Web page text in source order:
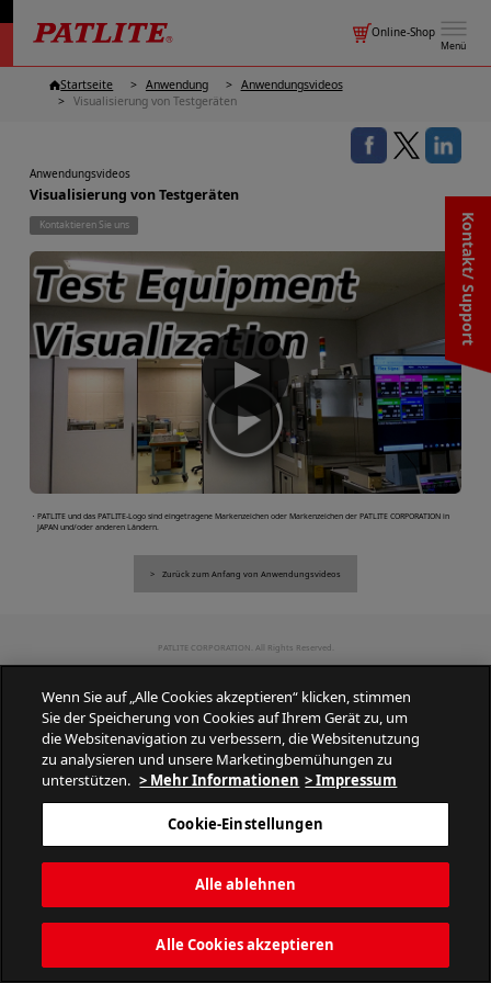
Menü
Online-Shop
Kontakt/ Support
Startseite Anwendung
Anwendungsvideos
Visualisierung von Testgeräten
Anwendungsvideos
Visualisierung von Testgeräten
Kontaktieren Sie uns
▶
・PATLITE und das PATLITE-Logo sind eingetragene Markenzeichen oder Markenzeichen der PATLITE CORPORATION in
JAPAN und/oder anderen Ländern.
Zurück zum Anfang von Anwendungsvideos
PATLITE CORPORATION. All Rights Reserved.
Wenn Sie auf „Alle Cookies akzeptieren“ klicken, stimmen
Sie der Speicherung von Cookies auf Ihrem Gerät zu, um
die Websitenavigation zu verbessern, die Websitenutzung
zu analysieren und unsere Marketingbemühungen zu
unterstützen. > Mehr Informationen > Impressum
Cookie-Einstellungen
Alle ablehnen
Alle Cookies akzeptieren